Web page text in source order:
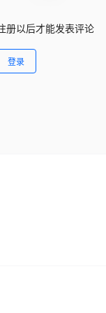
册以后才能发表评论
登录